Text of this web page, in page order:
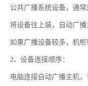
公共广播系统设备，通
将设备往上装，自动广
如果广播设备较多，机
2、设备连接顺序：
电脑连接自动广播主机